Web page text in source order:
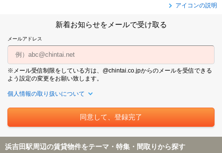
アイコンの説明
新着お知らせをメールで受け取る
メールアドレス
※メール受信制限をしている方は、@chintai.co.jpからのメールを受信できる
よう設定の変更をお願い致します。
個人情報の取り扱いについて
浜吉田駅周辺の賃貸物件をテーマ・特集・間取りから探す